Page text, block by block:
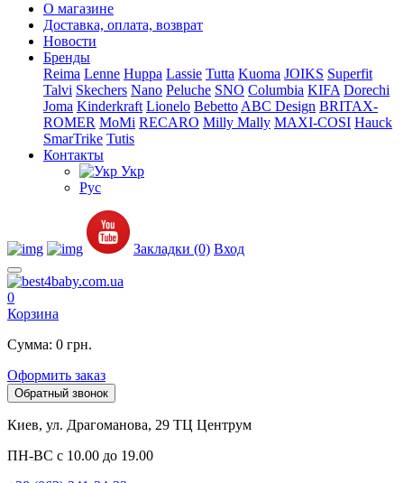
О магазине
Доставка, оплата, возврат
Новости
Бренды
Reima Lenne Huppa Lassie Tutta Kuoma JOIKS Superfit
Talvi Skechers Nano Peluche SNO Columbia KIFA Dorechi
Joma Kinderkraft Lionelo Bebetto ABC Design BRITAX-
ROMER MoMi RECARO Milly Mally MAXI-COSI Hauck
SmarTrike Tutis
Контакты
Укр
Рус
Закладки (0) Вход
0
Корзина
Сумма: 0 грн.
Оформить заказ
Обратный звонок
Киев, ул. Драгоманова, 29 ТЦ Центрум
ПН-ВС с 10.00 до 19.00